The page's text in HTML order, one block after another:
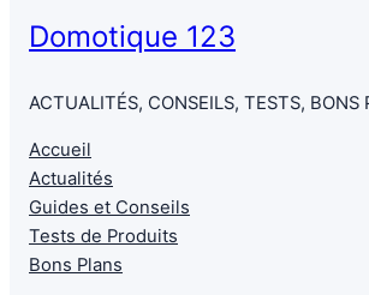
Domotique 123
ACTUALITÉS, CONSEILS, TESTS, BONS
Accueil
Actualités
Guides et Conseils
Tests de Produits
Bons Plans